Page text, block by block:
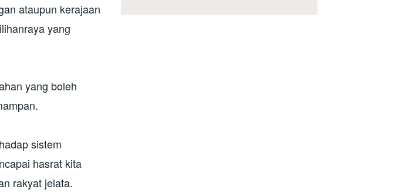
ataupun kerajaan
yang
yang boleh
sistem
hasrat kita
rakyat jelata.